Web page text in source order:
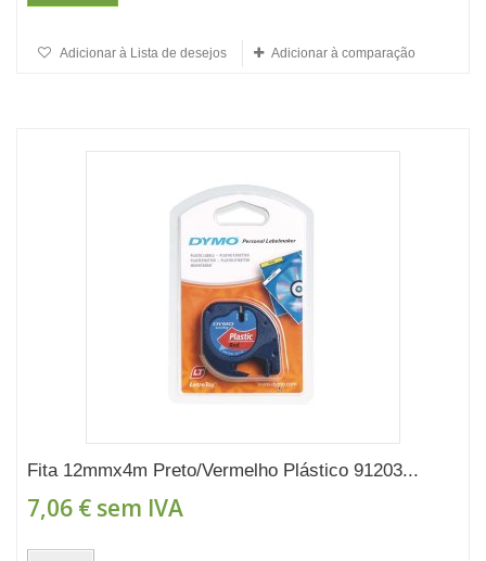
Adicionar à Lista de desejos Adicionar à comparação
Fita 12mmx4m Preto/Vermelho Plástico 91203...
7,06 € sem IVA